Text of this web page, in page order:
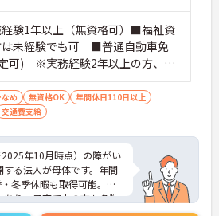
大幅に軽減されています。
ろん、働くスタッフにと
く、高いモチベーションを
す。
験1年以上（無資格可）■福祉資
は未経験でも可 ■普通自動車免
可) ※実務経験2年以上の方、障
に関する経験をお持ちの方大歓
め 無資格OK
年間休日110日以上
交通費支給
年10月時点）の障がい
る法人が母体です。年間
冬季休暇も取得可能。産
り、子育て中の方も多数
ランスを大切にしながら